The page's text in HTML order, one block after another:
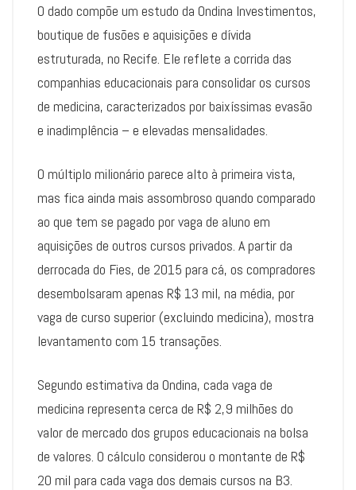
O dado compõe um estudo da Ondina Investimentos,
boutique de fusões e aquisições e dívida
estruturada, no Recife. Ele reflete a corrida das
companhias educacionais para consolidar os cursos
de medicina, caracterizados por baixíssimas evasão
e inadimplência – e elevadas mensalidades.
O múltiplo milionário parece alto à primeira vista,
mas fica ainda mais assombroso quando comparado
ao que tem se pagado por vaga de aluno em
aquisições de outros cursos privados. A partir da
derrocada do Fies, de 2015 para cá, os compradores
desembolsaram apenas R$ 13 mil, na média, por
vaga de curso superior (excluindo medicina), mostra
levantamento com 15 transações.
Segundo estimativa da Ondina, cada vaga de
medicina representa cerca de R$ 2,9 milhões do
valor de mercado dos grupos educacionais na bolsa
de valores. O cálculo considerou o montante de R$
20 mil para cada vaga dos demais cursos na B3.